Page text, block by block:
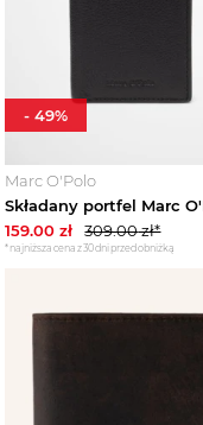
Marc O'Polo
Składany portfel Marc
159.00 zł 309.00zł*
*najniższa cena z 30 dni przed obniżką
-49%